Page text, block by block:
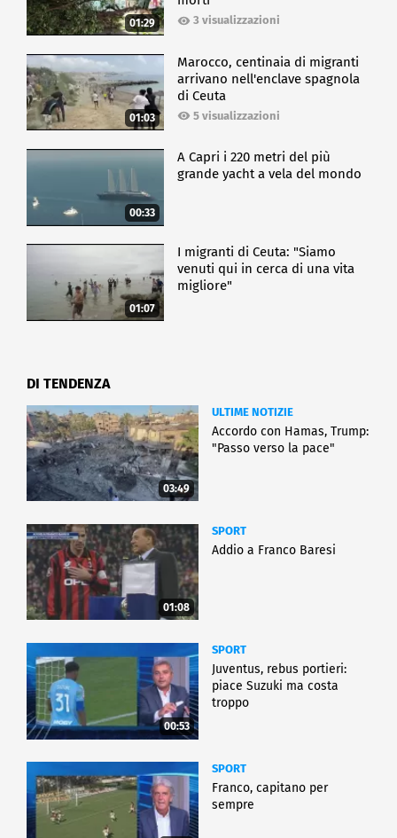
01:29 3 visualizzazioni
01:03
Marocco, centinaia di migranti
arrivano nell'enclave spagnola
di Ceuta
5 visualizzazioni
00:33
A Capri i 220 metri del più
grande yacht a vela del mondo
01:07
I migranti di Ceuta: "Siamo
venuti qui in cerca di una vita
migliore"
DI TENDENZA
03:49
ULTIME NOTIZIE
Accordo con Hamas, Trump:
"Passo verso la pace"
01:08
SPORT
Addio a Franco Baresi
00:53
SPORT
Juventus, rebus portieri:
piace Suzuki ma costa
troppo
SPORT
Franco, capitano per
sempre